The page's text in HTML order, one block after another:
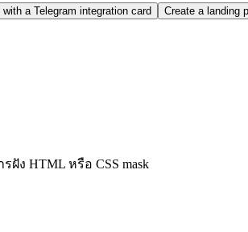
a Telegram integration card Create a landing
ฝัง HTML หรือ CSS mask